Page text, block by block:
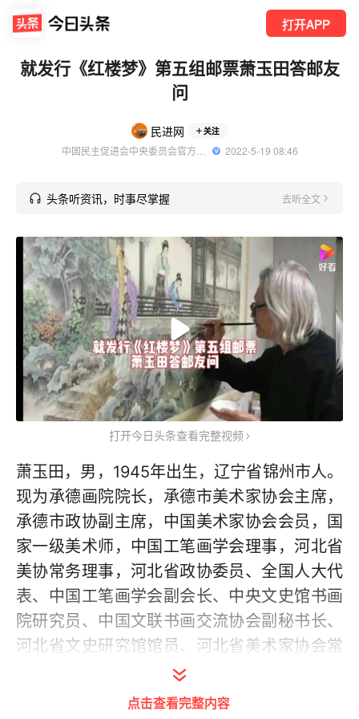
打开APP
就发行《红楼梦》第五组邮票萧玉田答邮友
问
民进网 关注
  2022-5-19 08:46
头条听资讯，时事尽掌握 去听全文
打开今日头条查看完整视频
萧玉田，男，1945年出生，辽宁省锦州市人。
现为承德画院院长，承德市美术家协会主席，
承德市政协副主席，中国美术家协会会员，国
家一级美术师，中国工笔画学会理事，河北省
美协常务理事，河北省政协委员、全国人大代
表、中国工笔画学会副会长、中央文史馆书画
院研究员、中国文联书画交流协会副秘书长、
河北省文史研究馆馆员、河北省美术家协会常
务理事兼艺术指导委员会副主任、日本现代美
术协会理事、日本高崎书道协会艺术顾问。
点击查看完整内容